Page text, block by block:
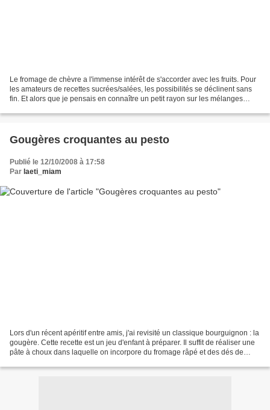
Le fromage de chèvre a l'immense intérêt de s'accorder avec les fruits. Pour
les amateurs de recettes sucrées/salées, les possibilités se déclinent sans
fin. Et alors que je pensais en connaître un petit rayon sur les mélanges
Gougères croquantes au pesto
Publié le 12/10/2008 à 17:58
Par laeti_miam
Lors d'un récent apéritif entre amis, j'ai revisité un classique bourguignon : la
gougère. Cette recette est un jeu d'enfant à préparer. Il suffit de réaliser une
pâte à choux dans laquelle on incorpore du fromage râpé et des dés de